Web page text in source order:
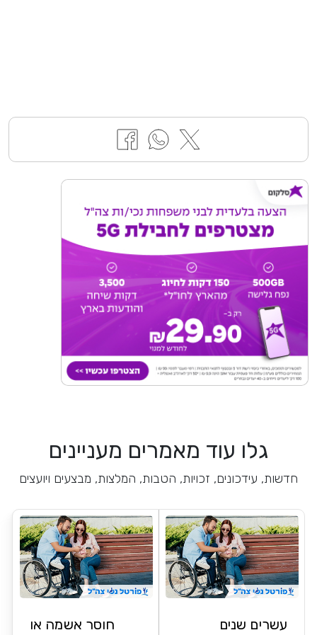
גלו עוד מאמרים מעניינים
חדשות, עידכונים, זכויות, הטבות, המלצות, מבצעים ויועצים
עשרים שנים
חוסר אשמה או